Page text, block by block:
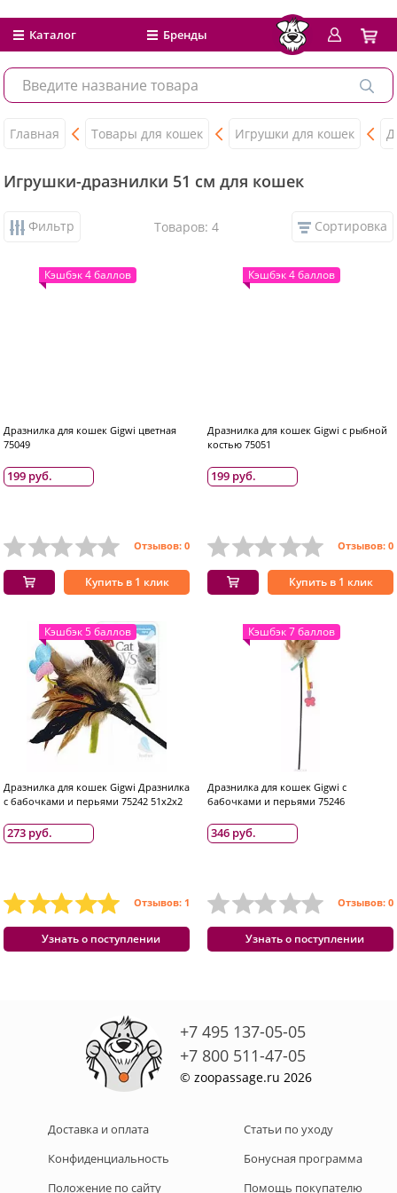
Каталог Бренды
Главная Товары для кошек Игрушки для кошек
Игрушки-дразнилки 51 см для кошек
Фильтр Товаров: 4 Сортировка
Кэшбэк 4 баллов
Дразнилка для кошек Gigwi цветная
75049
199 руб.
Отзывов: 0
Купить в 1 клик
Кэшбэк 4 баллов
Дразнилка для кошек Gigwi с рыбной
костью 75051
199 руб.
Отзывов: 0
Купить в 1 клик
Кэшбэк 5 баллов
Дразнилка для кошек Gigwi Дразнилка
с бабочками и перьями 75242 51x2x2
273 руб.
Отзывов: 1
Узнать о поступлении
Кэшбэк 7 баллов
Дразнилка для кошек Gigwi с
бабочками и перьями 75246
346 руб.
Отзывов: 0
Узнать о поступлении
+7 495 137-05-05
+7 800 511-47-05
© zoopassage.ru 2026
Доставка и оплата
Конфиденциальность
Положение по сайту
Статьи по уходу
Бонусная программа
Помощь покупателю